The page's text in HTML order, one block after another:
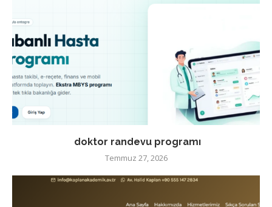
doktor randevu programı
Temmuz 27, 2026